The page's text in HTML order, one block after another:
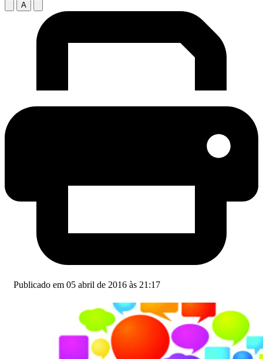
A
Publicado em 05 abril de 2016 às 21:17